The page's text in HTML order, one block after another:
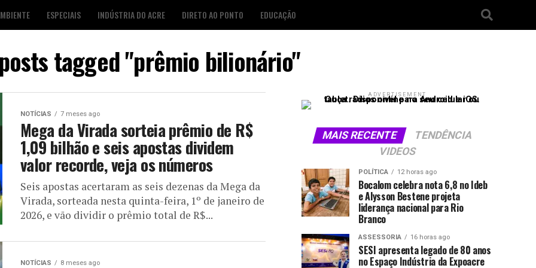
ESPECIAIS INDÚSTRIA DO ACRE DIRETO AO PONTO EDUCAÇÃO
tagged "prêmio bilionário"
NOTÍCIAS 7 meses ago
Mega da Virada sorteia prêmio de R$
1,09 bilhão e seis apostas dividem
valor recorde, veja os números
Seis apostas acertaram as seis dezenas da Mega da
Virada, sorteada nesta quinta-feira, 1º de janeiro de
2026, e vão dividir o prêmio total de R$...
NOTÍCIAS 8 meses ago
ADVERTISEMENT
MAIS RECENTE
TENDÊNCIA
VIDEOS
POLÍTICA 12 horas ago
Bocalom celebra nota 6,8 no Ideb
e Alysson Bestene projeta
liderança nacional para Rio
Branco
ASSESSORIA 16 horas ago
SESI apresenta legado de 80 anos
no Espaço Indústria da Expoacre